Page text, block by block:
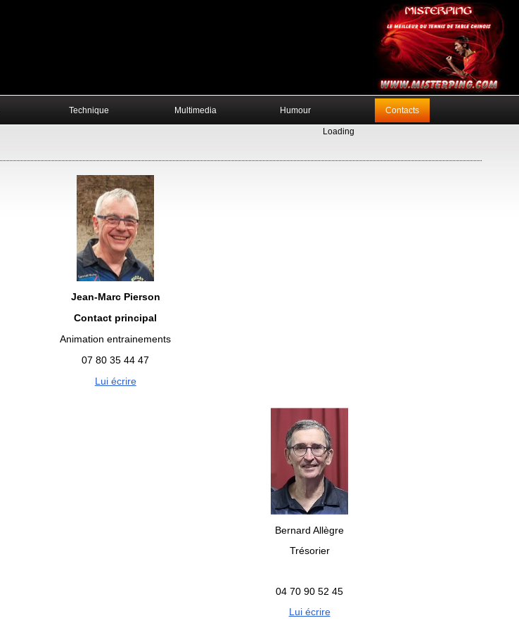
Technique Multimedia Humour Contacts
Loading
Jean-Marc Pierson
Contact principal
Animation entrainements
07 80 35 44 47
Lui écrire
Bernard Allègre
Trésorier
04 70 90 52 45
Lui écrire